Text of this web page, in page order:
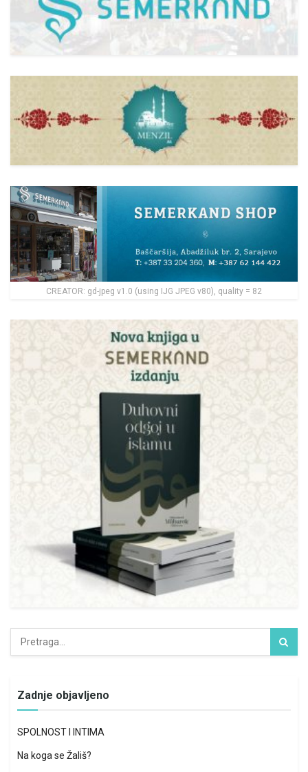
CREATOR: gd-jpeg v1.0 (using IJG JPEG v80), quality = 82
Zadnje objavljeno
SPOLNOST I INTIMA
Na koga se Žališ?